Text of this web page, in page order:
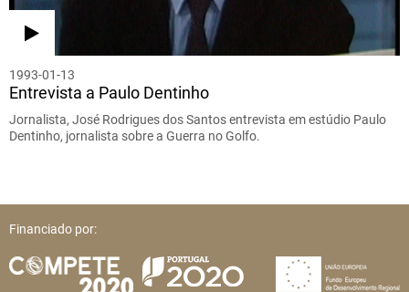
1993-01-13
Entrevista a Paulo Dentinho
Jornalista, José Rodrigues dos Santos entrevista em estúdio Paulo
Dentinho, jornalista sobre a Guerra no Golfo.
Financiado por: